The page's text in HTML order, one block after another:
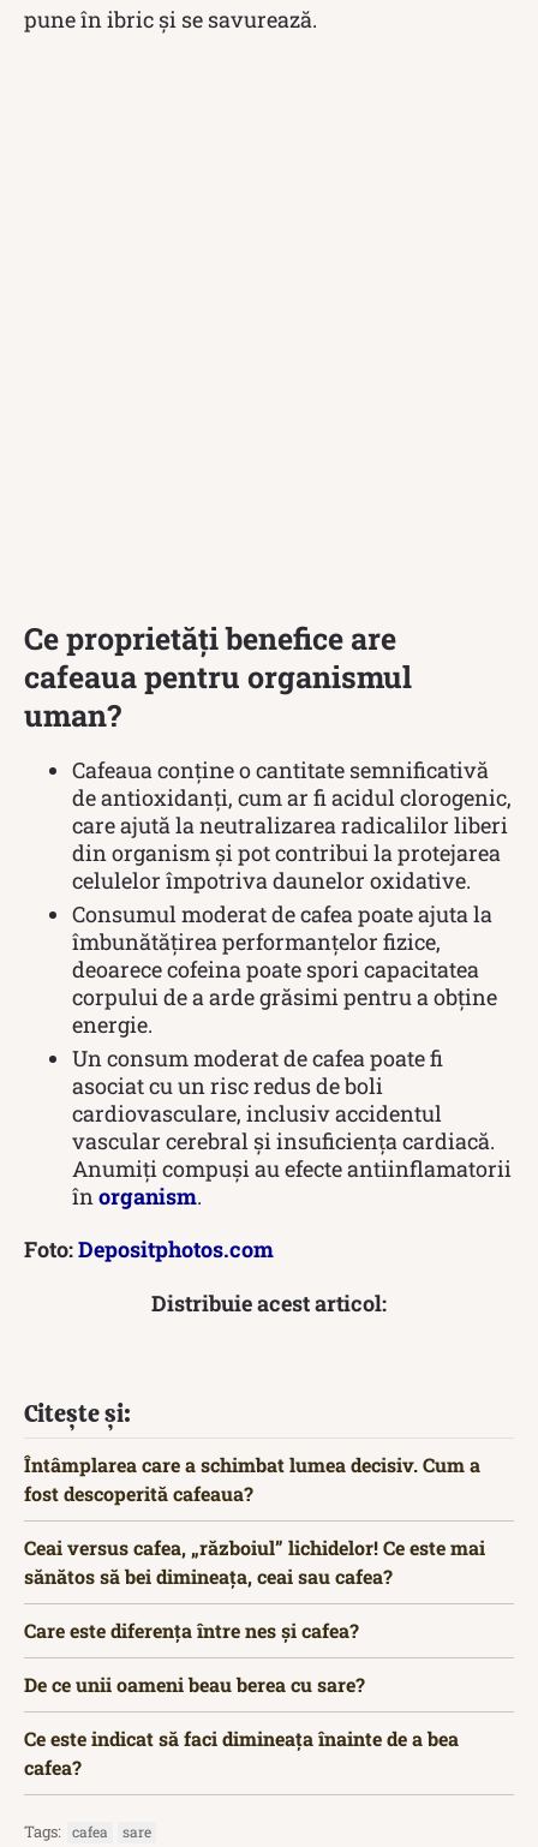
pune în ibric și se savurează.
Ce proprietăți benefice are
cafeaua pentru organismul
uman?
Cafeaua conține o cantitate semnificativă
de antioxidanți, cum ar fi acidul clorogenic,
care ajută la neutralizarea radicalilor liberi
din organism și pot contribui la protejarea
celulelor împotriva daunelor oxidative.
Consumul moderat de cafea poate ajuta la
îmbunătățirea performanțelor fizice,
deoarece cofeina poate spori capacitatea
corpului de a arde grăsimi pentru a obține
energie.
Un consum moderat de cafea poate fi
asociat cu un risc redus de boli
cardiovasculare, inclusiv accidentul
vascular cerebral și insuficiența cardiacă.
Anumiți compuși au efecte antiinflamatorii
în organism.
Foto:Depositphotos.com
Distribuie acest articol:
Citește și:
Întâmplarea care a schimbat lumea decisiv. Cum a
fost descoperită cafeaua?
Ceai versus cafea, „războiul” lichidelor! Ce este mai
sănătos să bei dimineața, ceai sau cafea?
Care este diferența între nes și cafea?
De ce unii oameni beau berea cu sare?
Ce este indicat să faci dimineața înainte de a bea
cafea?
Tags: cafea sare